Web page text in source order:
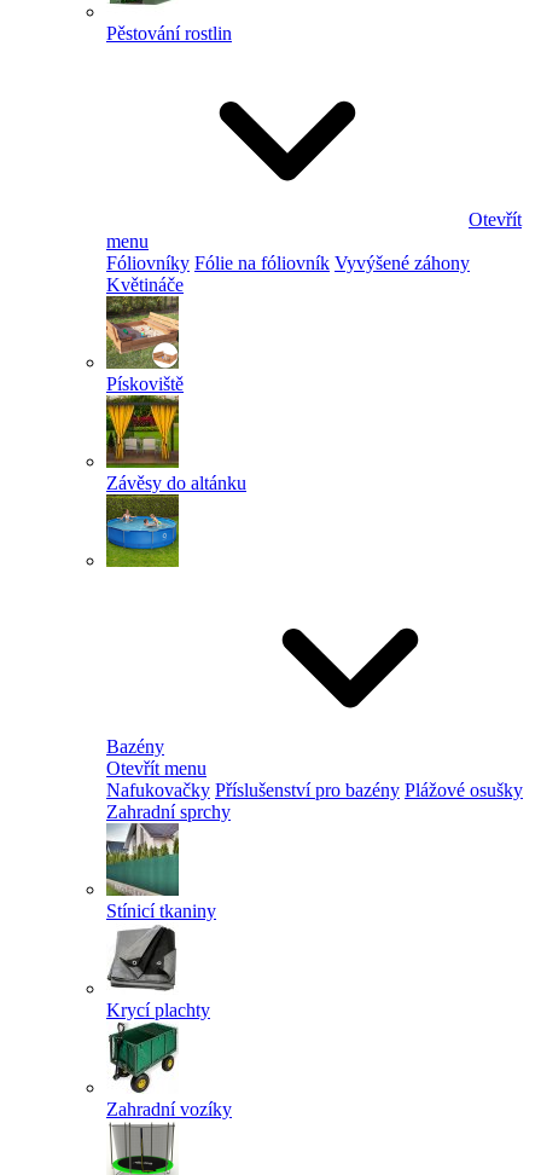
Pěstování rostlin
Otevřít
menu
Fóliovníky Fólie na fóliovník Vyvýšené záhony
Květináče
Pískoviště
Závěsy do altánku
Bazény
Otevřít menu
Nafukovačky Příslušenství pro bazény Plážové osušky
Zahradní sprchy
Stínicí tkaniny
Krycí plachty
Zahradní vozíky